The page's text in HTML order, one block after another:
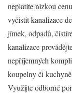
neplatíte nízkou
vyčistit kanalizace
jímek, odpadů,
kanalizace
nepříjemných
koupelny či
Využijte odborné